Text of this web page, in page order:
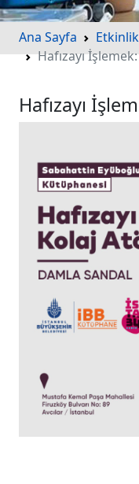
Ana Sayfa
Hafızayı
Hafızayı